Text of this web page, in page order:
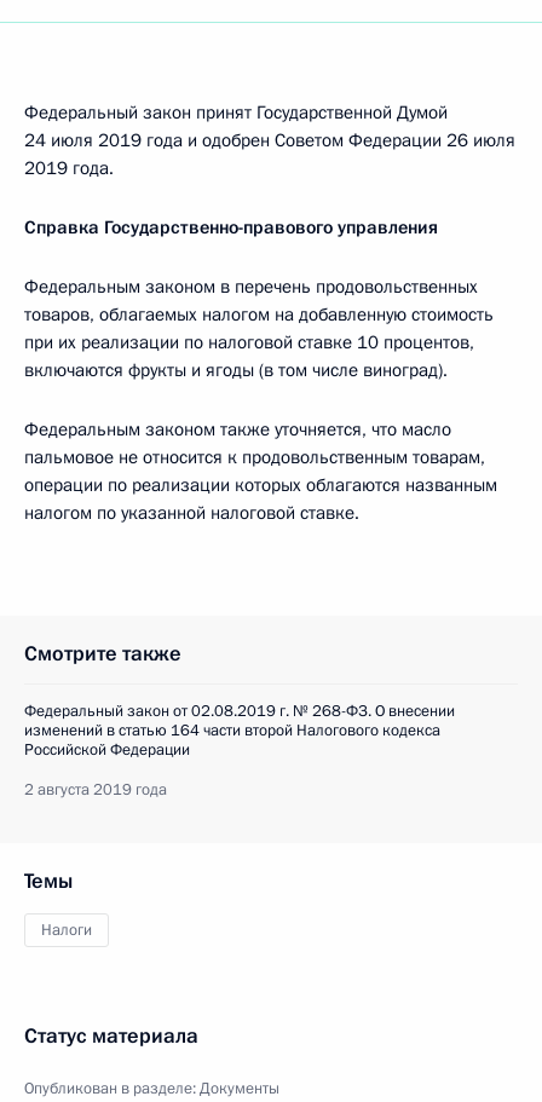
Федеральный закон принят Государственной Думой
24 июля 2019 года и одобрен Советом Федерации 26 июля
2019 года.
Справка Государственно-правового управления
Федеральным законом в перечень продовольственных
товаров, облагаемых налогом на добавленную стоимость
при их реализации по налоговой ставке 10 процентов,
включаются фрукты и ягоды (в том числе виноград).
Федеральным законом также уточняется, что масло
пальмовое не относится к продовольственным товарам,
операции по реализации которых облагаются названным
налогом по указанной налоговой ставке.
Смотрите также
Федеральный закон от 02.08.2019 г. № 268-ФЗ. О внесении
изменений в статью 164 части второй Налогового кодекса
Российской Федерации
2 августа 2019 года
Темы
Налоги
Статус материала
Опубликован в разделе:Документы